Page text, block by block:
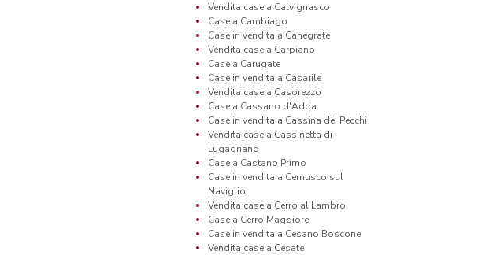
Vendita case a Calvignasco
Case a Cambiago
Case in vendita a Canegrate
Vendita case a Carpiano
Case a Carugate
Case in vendita a Casarile
Vendita case a Casorezzo
Case a Cassano d'Adda
Case in vendita a Cassina de' Pecchi
Vendita case a Cassinetta di
Lugagnano
Case a Castano Primo
Case in vendita a Cernusco sul
Naviglio
Vendita case a Cerro al Lambro
Case a Cerro Maggiore
Case in vendita a Cesano Boscone
Vendita case a Cesate